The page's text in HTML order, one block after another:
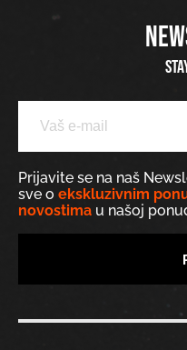
Prijavite se na naš
sve o ekskluzivnim
novostima u našoj